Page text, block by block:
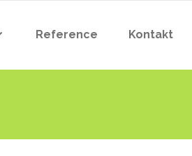
Reference Kontakt